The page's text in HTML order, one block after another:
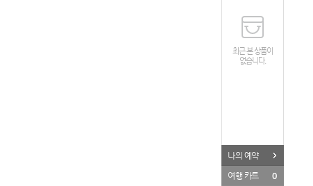
최근 본 상품이
없습니다.
나의 예약
여행 카트 0